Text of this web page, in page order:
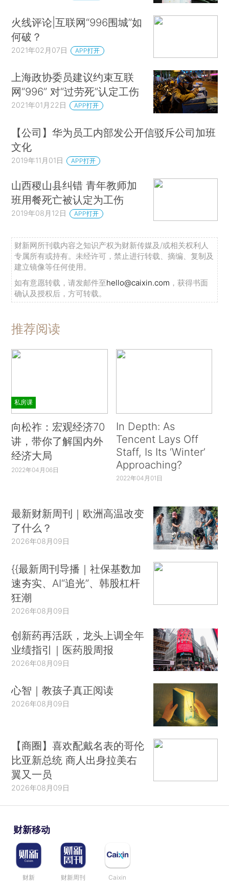
火线评论|互联网“996围城”如
何破？
2021年02月07日 APP打开
上海政协委员建议约束互联
网“996” 对“过劳死”认定工伤
2021年01月22日 APP打开
【公司】华为员工内部发公开信驳斥公司加班
文化
2019年11月01日 APP打开
山西稷山县纠错 青年教师加
班用餐死亡被认定为工伤
2019年08月12日 APP打开
财新网所刊载内容之知识产权为财新传媒及/或相关权利人
专属所有或持有。未经许可，禁止进行转载、摘编、复制及
建立镜像等任何使用。
如有意愿转载，请发邮件至hello@caixin.com ，获得书面
确认及授权后，方可转载。
推荐阅读
私房课
向松祚：宏观经济70
讲，带你了解国内外
经济大局
2022年04月06日
In Depth: As
Tencent Lays Off
Staff, Is Its ‘Winter’
Approaching?
2022年04月01日
最新财新周刊｜欧洲高温改变
了什么？
2026年08月09日
{{最新周刊导播｜社保基数加
速夯实、AI“追光”、韩股杠杆
狂潮
2026年08月09日
创新药再活跃，龙头上调全年
业绩指引｜医药股周报
2026年08月09日
心智｜教孩子真正阅读
2026年08月09日
【商圈】喜欢配戴名表的哥伦
比亚新总统 商人出身拉美右
翼又一员
2026年08月09日
财新移动
财新 财新周刊 Caixin